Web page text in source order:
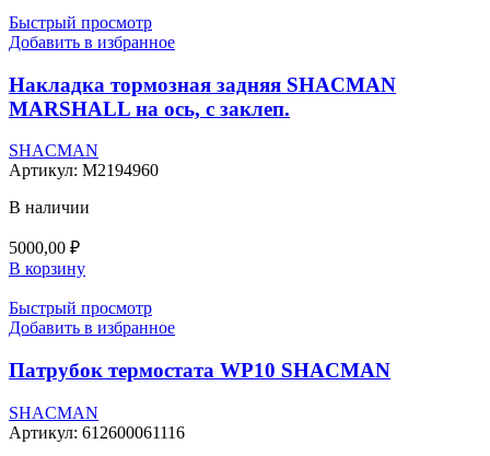
Быстрый просмотр
Добавить в избранное
Накладка тормозная задняя SHACMAN
MARSHALL на ось, с заклеп.
SHACMAN
Артикул: M2194960
В наличии
5000,00 ₽
В корзину
Быстрый просмотр
Добавить в избранное
Патрубок термостата WP10 SHACMAN
SHACMAN
Артикул: 612600061116